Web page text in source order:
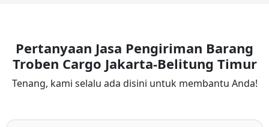
Pertanyaan Jasa Pengiriman Barang
Troben Cargo Jakarta-Belitung Timur
Tenang, kami selalu ada disini untuk membantu Anda!